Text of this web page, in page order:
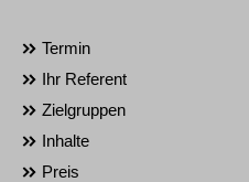
Termin
Ihr Referent
Zielgruppen
Inhalte
Preis